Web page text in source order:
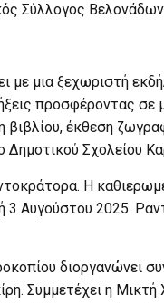
Σύλλογος Βελονάδων
με μια ξεχωριστή
προσφέροντας σε
βιβλίου, έκθεση
Δημοτικού Σχολείου
Η
3 Αυγούστου 2025.
διοργανώνει
Συμμετέχει η